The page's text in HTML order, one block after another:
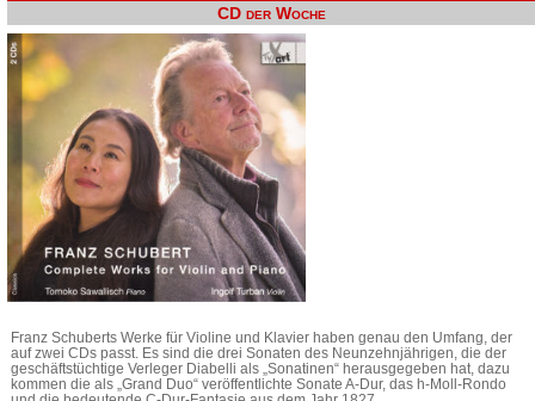
CD der Woche
Franz Schuberts Werke für Violine und Klavier haben genau den Umfang, der
auf zwei CDs passt. Es sind die drei Sonaten des Neunzehnjährigen, die der
geschäftstüchtige Verleger Diabelli als „Sonatinen“ herausgegeben hat, dazu
kommen die als „Grand Duo“ veröffentlichte Sonate A-Dur, das h-Moll-Rondo